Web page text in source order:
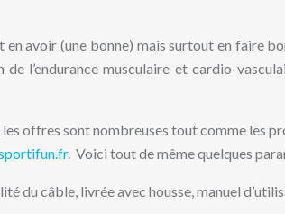
avoir (une bonne) mais surtout en faire
l’endurance musculaire et cardio-
les offres sont nombreuses tout comme
. Voici tout de même quelques
du câble, livrée avec housse, manuel